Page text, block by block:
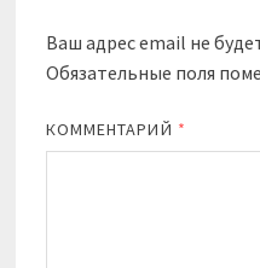
Ваш адрес email не
Обязательные поля
КОММЕНТАРИЙ *